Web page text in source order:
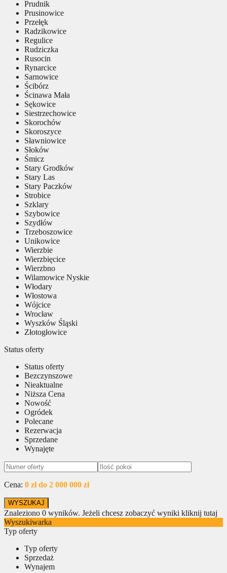
Prudnik
Prusinowice
Przełęk
Radzikowice
Regulice
Rudziczka
Rusocin
Rynarcice
Sarnowice
Ścibórz
Ścinawa Mała
Sękowice
Siestrzechowice
Skorochów
Skoroszyce
Sławniowice
Słoków
Śmicz
Stary Grodków
Stary Las
Stary Paczków
Strobice
Szklary
Szybowice
Szydłów
Trzeboszowice
Unikowice
Wierzbie
Wierzbięcice
Wierzbno
Wilamowice Nyskie
Włodary
Włostowa
Wójcice
Wrocław
Wyszków Śląski
Złotogłowice
Status oferty
Status oferty
Bezczynszowe
Nieaktualne
Niższa Cena
Nowość
Ogródek
Polecane
Rezerwacja
Sprzedane
Wynajęte
Cena: 0 zł do 2 000 000 zł
Znaleziono 0 wyników. Jeżeli chcesz zobaczyć wyniki kliknij tutaj
Wyszukiwarka
Typ oferty
Typ oferty
Sprzedaż
Wynajem